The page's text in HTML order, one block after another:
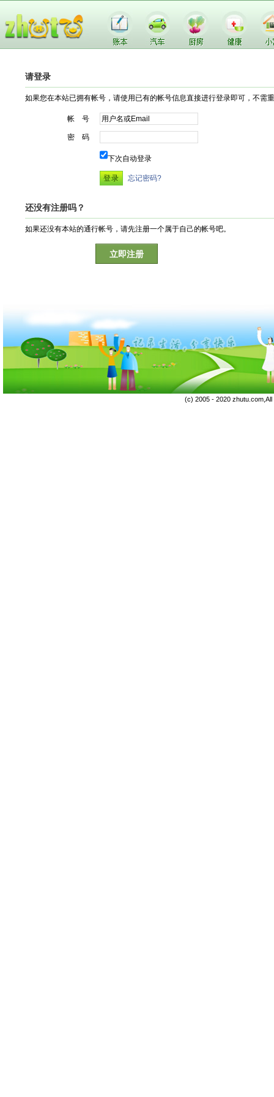
请登录
如果您在本站已拥有帐号，请使用已有的帐号信息直接进行登录即可，不需
帐 号
密 码
下次自动登录
忘记密码?
还没有注册吗？
如果还没有本站的通行帐号，请先注册一个属于自己的帐号吧。
立即注册
(c) 2005 - 2020